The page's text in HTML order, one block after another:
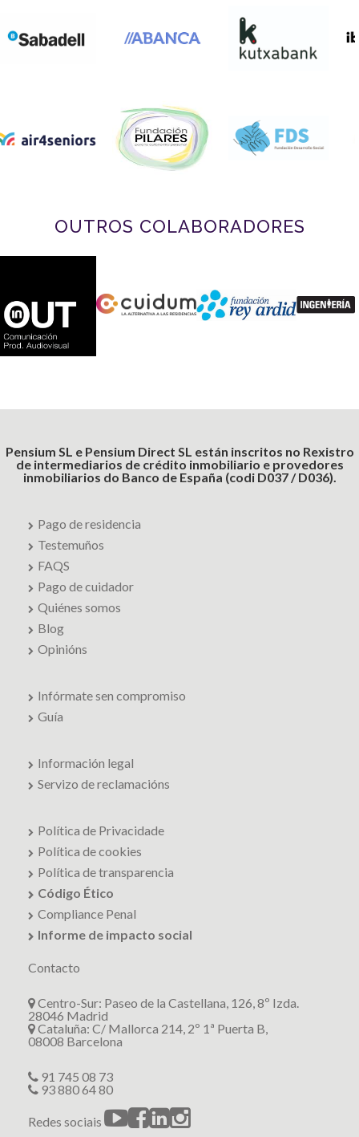
OUTROS COLABORADORES
Pensium SL e Pensium Direct SL están inscritos no Rexistro
de intermediarios de crédito inmobiliario e provedores
inmobiliarios do Banco de España (codi D037 / D036).
Pago de residencia
Testemuños
FAQS
Pago de cuidador
Quiénes somos
Blog
Opinións
Infórmate sen compromiso
Guía
Información legal
Servizo de reclamacións
Política de Privacidade
Política de cookies
Política de transparencia
Código Ético
Compliance Penal
Informe de impacto social
Contacto
Centro-Sur: Paseo de la Castellana, 126, 8º Izda.
28046 Madrid
Cataluña: C/ Mallorca 214, 2º 1ª Puerta B,
08008 Barcelona
91 745 08 73
93 880 64 80
Redes sociais